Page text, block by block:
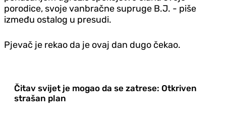
porodice, svoje vanbračne supruge B.J. - piše
između ostalog u presudi.
Pjevač je rekao da je ovaj dan dugo čekao.
Čitav svijet je mogao da se zatrese: Otkriven
strašan plan